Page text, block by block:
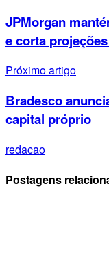
JPMorgan
e corta
Próximo artigo
Bradesco
capital próprio
redacao
Postagens